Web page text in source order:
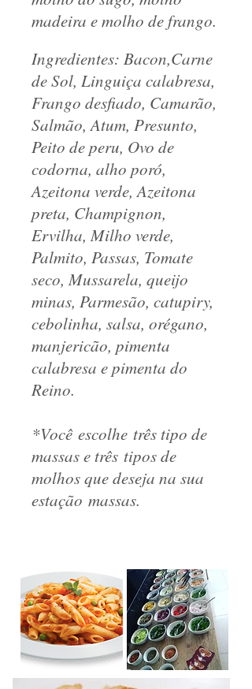
madeira e molho de frango.
Ingredientes: Bacon,Carne
de Sol, Linguiça calabresa,
Frango desfiado, Camarão,
Salmão, Atum, Presunto,
Peito de peru, Ovo de
codorna, alho poró,
Azeitona verde, Azeitona
preta, Champignon,
Ervilha, Milho verde,
Palmito, Passas, Tomate
seco, Mussarela, queijo
minas, Parmesão, catupiry,
cebolinha, salsa, orégano,
manjericão, pimenta
calabresa e pimenta do
Reino.
*Você escolhe três tipo de
massas e três tipos de
molhos que deseja na sua
estação massas.